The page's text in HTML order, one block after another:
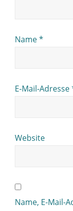
Name*
E-Mail-Adresse
Website
Name, E-Mail-